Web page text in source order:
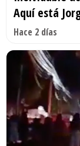
Aquí está
Hace 2 días